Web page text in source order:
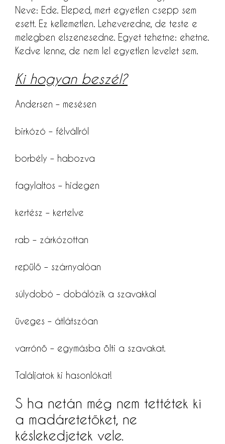
Neve: Ede. Eleped, mert egyetlen csepp sem
esett. Ez kellemetlen. Leheveredne, de teste e
melegben elszenesedne. Egyet tehetne: ehetne.
Kedve lenne, de nem lel egyetlen levelet sem.
Ki hogyan beszél?
Andersen – mesésen
birkózó – félvállról
borbély – habozva
fagylaltos – hidegen
kertész – kertelve
rab – zárkózottan
repülő – szárnyalóan
súlydobó – dobálózik a szavakkal
üveges – átlátszóan
varrónő – egymásba ölti a szavakat.
Találjatok ki hasonlókat!
S ha netán még nem tettétek ki
a madáretetőket, ne
késlekedjetek vele.